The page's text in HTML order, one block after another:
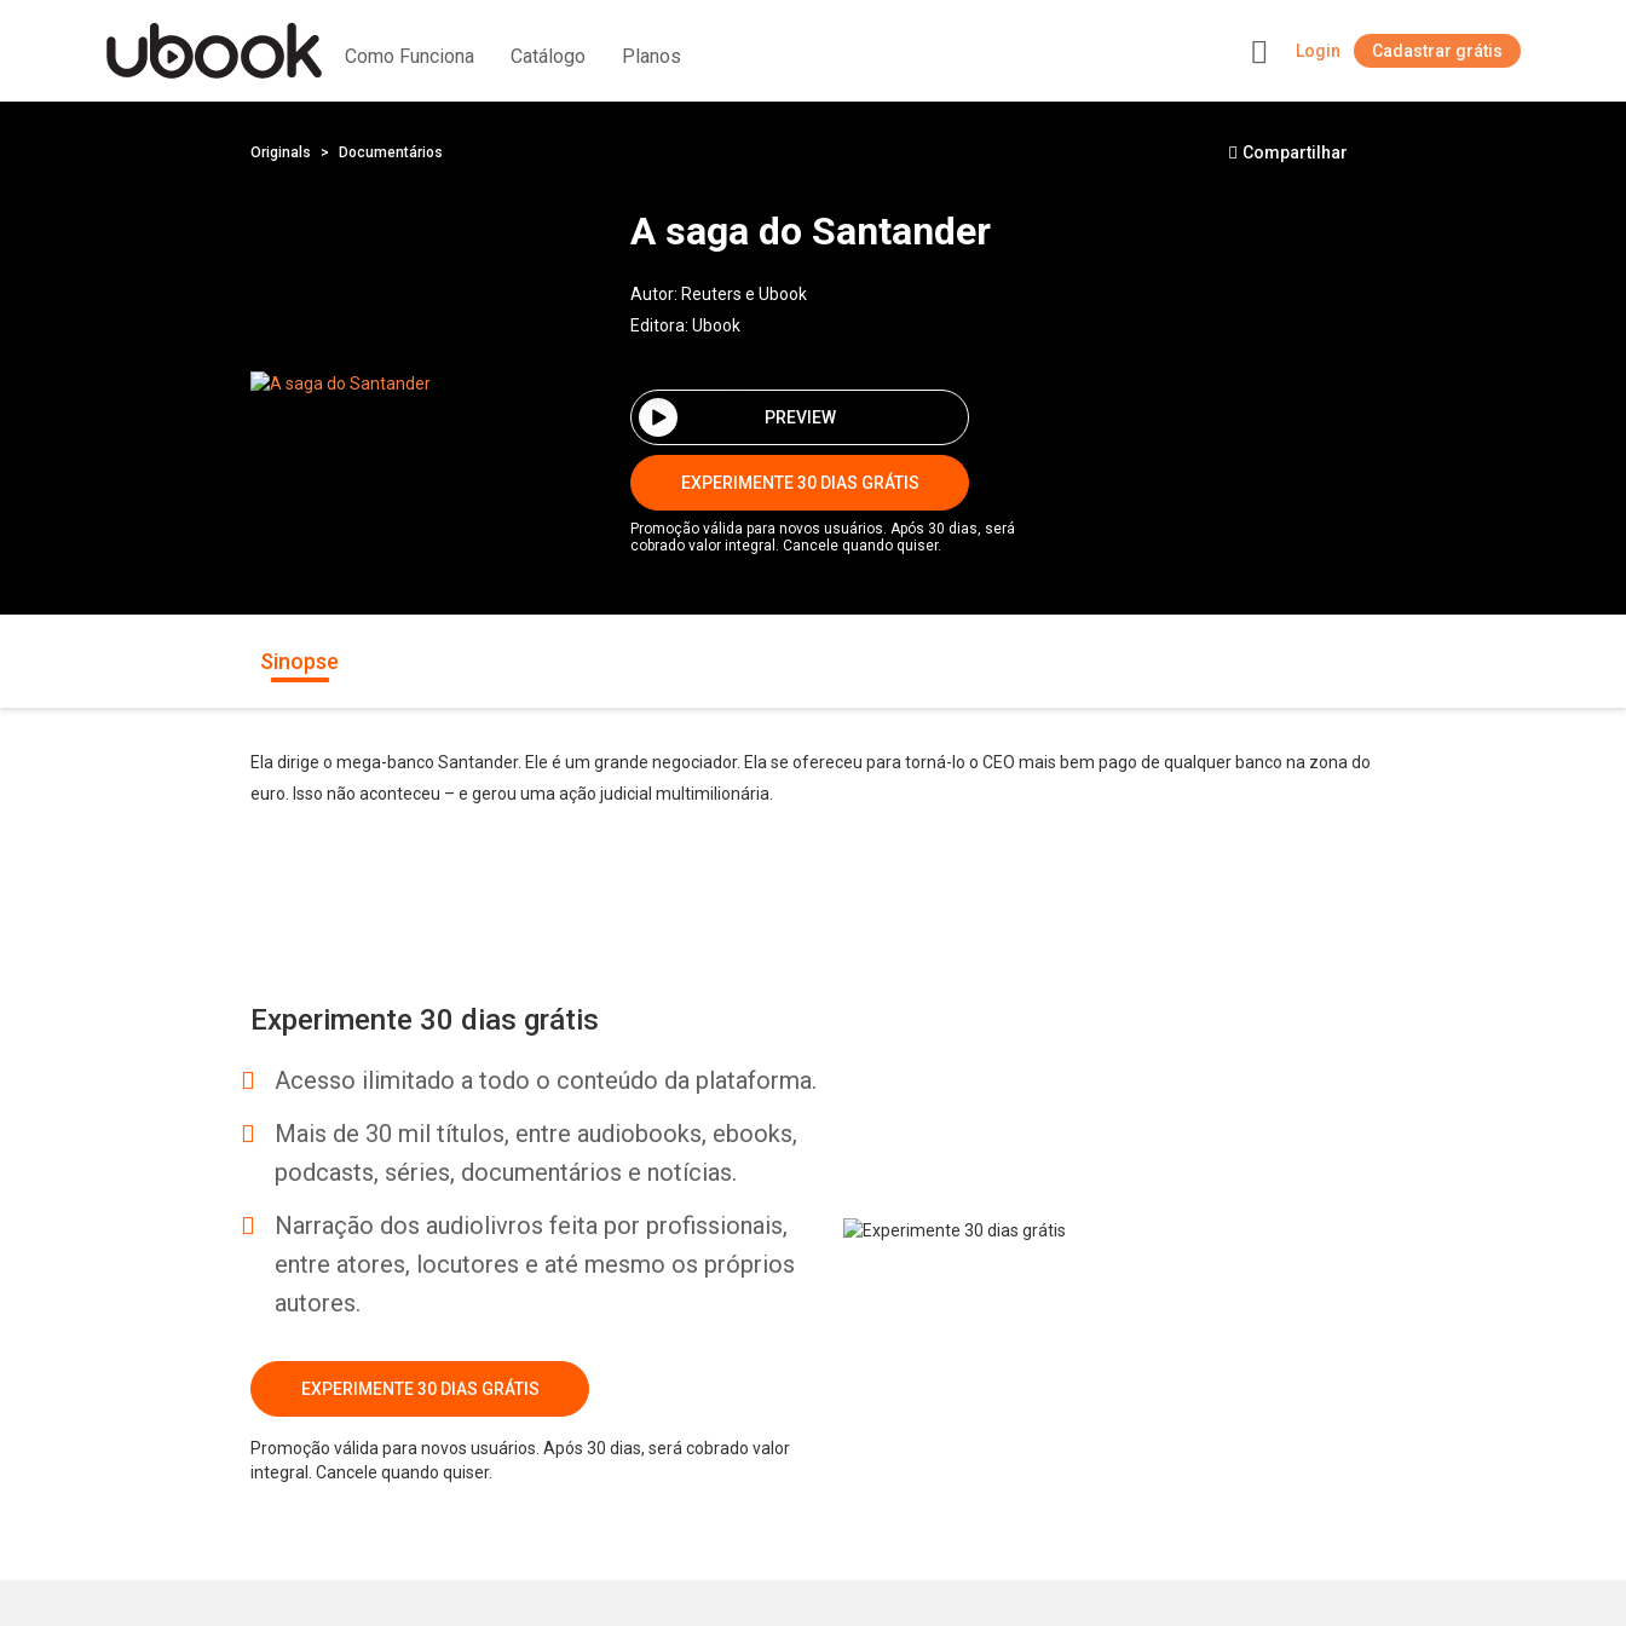
Como Funciona Catálogo Planos Login Cadastrar grátis
Originals Documentários Compartilhar
A saga do Santander
Autor: Reuters e Ubook
Editora: Ubook
PREVIEW
EXPERIMENTE 30 DIAS GRÁTIS
Promoção válida para novos usuários. Após 30 dias, será
cobrado valor integral. Cancele quando quiser.
Sinopse
Ela dirige o mega-banco Santander. Ele é um grande negociador. Ela se ofereceu para torná-lo o CEO mais bem pago de qualquer banco na zona do
euro. Isso não aconteceu – e gerou uma ação judicial multimilionária.
Experimente 30 dias grátis
Acesso ilimitado a todo o conteúdo da plataforma.
Mais de 30 mil títulos, entre audiobooks, ebooks,
podcasts, séries, documentários e notícias.
Narração dos audiolivros feita por profissionais,
entre atores, locutores e até mesmo os próprios
autores.
EXPERIMENTE 30 DIAS GRÁTIS
Promoção válida para novos usuários. Após 30 dias, será cobrado valor
integral. Cancele quando quiser.